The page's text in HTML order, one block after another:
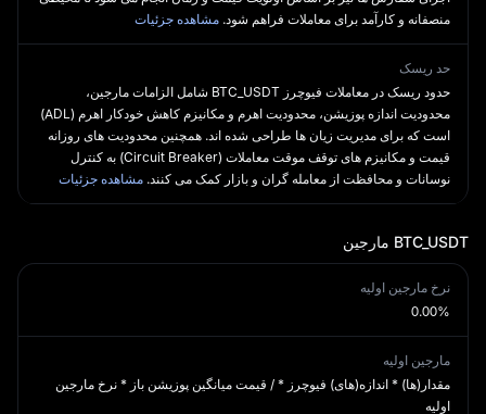
منصفانه و کارآمد برای معاملات فراهم شود. مشاهده جزئیات
حد ریسک
حدود ریسک در معاملات فیوچرز BTC_USDT شامل الزامات مارجین،
محدودیت اندازه پوزیشن، محدودیت اهرم و مکانیزم کاهش خودکار اهرم (ADL)
است که برای مدیریت زیان‌ ها طراحی شده‌ اند. همچنین محدودیت‌ های روزانه
قیمت و مکانیزم‌ های توقف موقت معاملات (Circuit Breaker) به کنترل
نوسانات و محافظت از معامله‌ گران و بازار کمک می‌ کنند. مشاهده جزئیات
BTC_USDT مارجین
نرخ مارجین اولیه
0.00%
مارجین اولیه
مقدار(ها) * اندازه(های) فیوچرز * / قیمت میانگین پوزیشن باز * نرخ مارجین
اولیه